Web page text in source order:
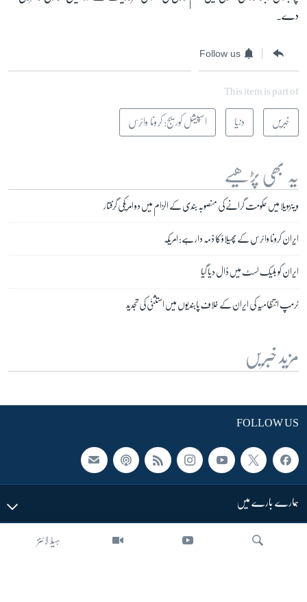
ہیڈ لائنز
دے۔
Follow us
This item is part of
خبریں دنیا اسپیشل کوریج: کرونا وائرس
یہ بھی پڑھیے
وینزویلا میں حکومت گرانے کی منصوبہ بندی کے الزام میں دو امریکی گرفتار
ایران کرونا وائرس کے پھیلاؤ کا ذمہ دار ہے: امریکہ
ایران کو بلیک لسٹ میں ڈال دیا گیا
ٹرمپ انتظامیہ کی ایران کے خلاف پابندیوں میں استثنیٰ کی تجدید
مزید خبریں
FOLLOW US
ہمارے بارے میں